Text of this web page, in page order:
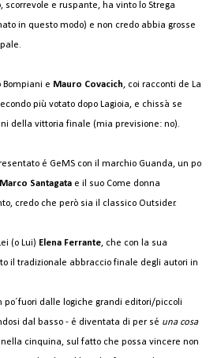
scorrevole e ruspante, ha vinto lo Strega
in questo modo) e non credo abbia grosse
Bompiani e Mauro Covacich, coi racconti de La
più votato dopo Lagioia, e chissà se
della vittoria finale (mia previsione: no).
é GeMS con il marchio Guanda, un po
Marco Santagata e il suo Come donna
credo che però sia il classico Outsider.
(o Lui) Elena Ferrante, che con la sua
il tradizionale abbraccio finale degli autori in
po´fuori dalle logiche grandi editori/piccoli
dal basso - é diventata di per sé una cosa
cinquina, sul fatto che possa vincere non